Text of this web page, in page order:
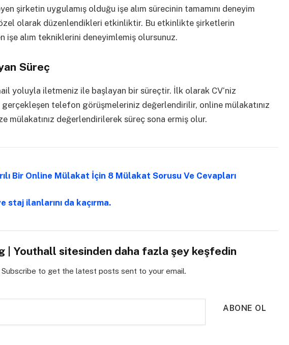
şirketin uygulamış olduğu işe alım sürecinin tamamını deneyim
olarak düzenlendikleri etkinliktir. Bu etkinlikte şirketlerin
işe alım tekniklerini deneyimlemiş olursunuz.
Süreç
yoluyla iletmeniz ile başlayan bir süreçtir. İlk olarak CV‘niz
gerçekleşen telefon görüşmeleriniz değerlendirilir, online mülakatınız
mülakatınız değerlendirilerek süreç sona ermiş olur.
Bir Online Mülakat İçin 8 Mülakat Sorusu Ve Cevapları
staj ilanlarını da kaçırma.
| Youthall sitesinden daha fazla şey keşfedin
Subscribe to get the latest posts sent to your email.
ABONE OL